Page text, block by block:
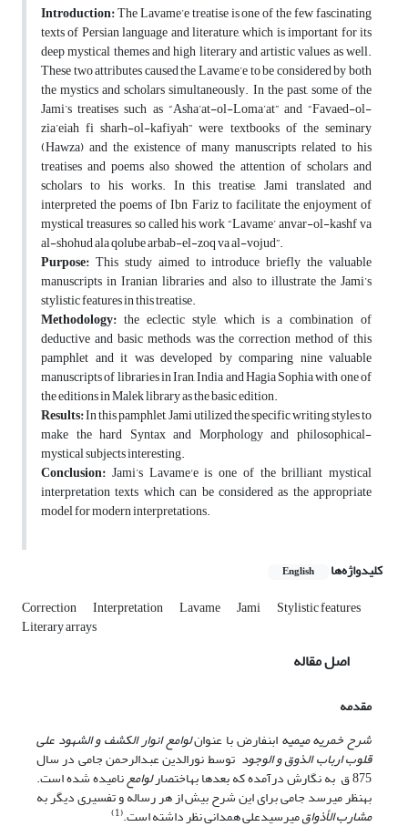
Introduction:The Lavame’e treatise is one of the few fascinating
texts of Persian language and literature, which is important for its
deep mystical themes and high literary and artistic values as well.
These two attributes caused the Lavame’e to be considered by both
the mystics and scholars simultaneously. In the past, some of the
Jami’s treatises such as “Asha’at-ol-Loma’at” and “Favaed-ol-
zia’eiah fi sharh-ol-kafiyah” were textbooks of the seminary
(Hawza) and the existence of many manuscripts related to his
treatises and poems also showed the attention of scholars and
scholars to his works. In this treatise, Jami translated and
interpreted the poems of Ibn Fariz to facilitate the enjoyment of
mystical treasures, so called his work “Lavame’ anvar-ol-kashf va
al-shohud ala qolube arbab-el-zoq va al-vojud”.
Purpose: This study aimed to introduce briefly the valuable
manuscripts in Iranian libraries and also to illustrate the Jami’s
stylistic features in this treatise.
Methodology: the eclectic style, which is a combination of
deductive and basic methods, was the correction method of this
pamphlet and it was developed by comparing nine valuable
manuscripts of libraries in Iran, India and Hagia Sophia with one of
the editions in Malek library as the basic edition.
Results:In this pamphlet, Jami utilized the specific writing styles to
make the hard Syntax and Morphology and philosophical-
mystical subjects interesting.
Conclusion: Jami’s Lavame'e is one of the brilliant mystical
interpretation texts which can be considered as the appropriate
model for modern interpretations.
کلیدواژه‌ها English
Correction Interpretation Lavame Jami Stylistic features
Literary arrays
اصل مقاله
مقدمه
شرح خمریه میمیهابن‏فارض با عنوانلوامع انوار الکشف و الشهود علی
قلوب ارباب الذوق و الوجود توسط نورالدین عبدالرحمن جامی در سال
875 ق به نگارش درآمده که بعدها به‏اختصار لوامعنامیده شده است.
به‏نظر می‏رسد جامی برای این شرح بیش از هر رساله و تفسیری دیگر به
مشارب الأذواقمیرسیدعلی همدانی نظر داشته است.(1)